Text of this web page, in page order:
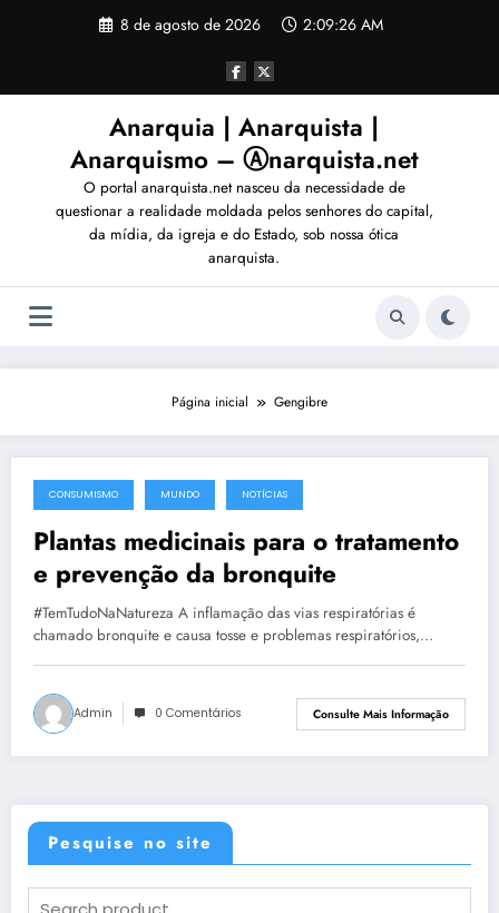
8 de agosto de 2026 2:09:29 AM
Anarquia | Anarquista |
Anarquismo – Ⓐnarquista.net
O portal anarquista.net nasceu da necessidade de
questionar a realidade moldada pelos senhores do capital,
da mídia, da igreja e do Estado, sob nossa ótica
anarquista.
Página inicial Gengibre
22 de novembro de 2013
CONSUMISMO MUNDO NOTÍCIAS
Plantas medicinais para o tratamento
e prevenção da bronquite
#TemTudoNaNatureza A inflamação das vias respiratórias é
chamado bronquite e causa tosse e problemas respiratórios,…
Admin 0 Comentários Consulte Mais Informação
Pesquise no site